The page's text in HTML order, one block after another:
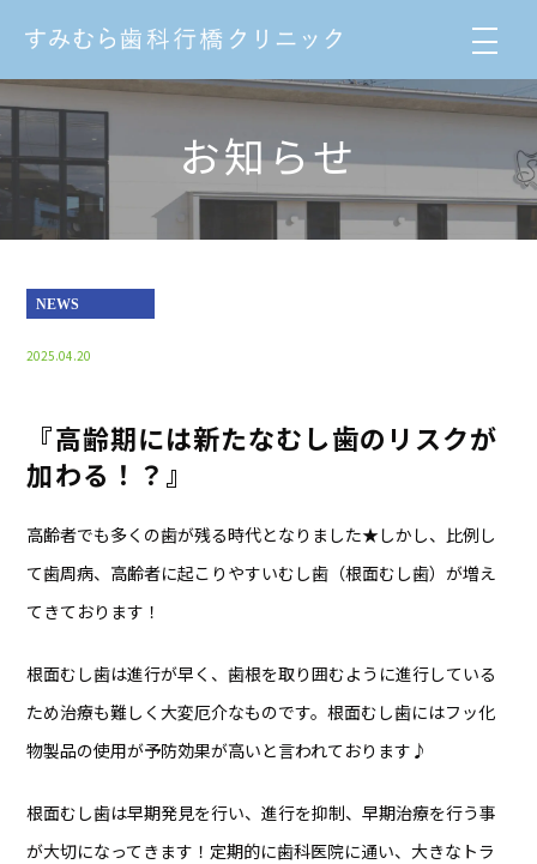
お知らせ
NEWS
2025.04.20
『高齢期には新たなむし歯のリスクが
加わる！？』
高齢者でも多くの歯が残る時代となりました★しかし、比例し
て歯周病、高齢者に起こりやすいむし歯（根面むし歯）が増え
てきております！
根面むし歯は進行が早く、歯根を取り囲むように進行している
ため治療も難しく大変厄介なものです。根面むし歯にはフッ化
物製品の使用が予防効果が高いと言われております♪
根面むし歯は早期発見を行い、進行を抑制、早期治療を行う事
が大切になってきます！定期的に歯科医院に通い、大きなトラ